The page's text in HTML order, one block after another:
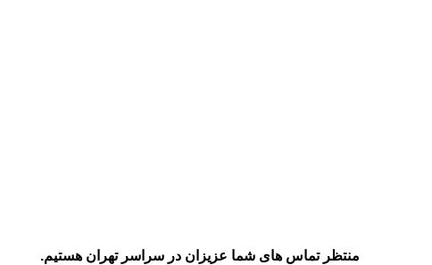
منتظر تماس های شما عزیزان در سراسر تهران هستیم.